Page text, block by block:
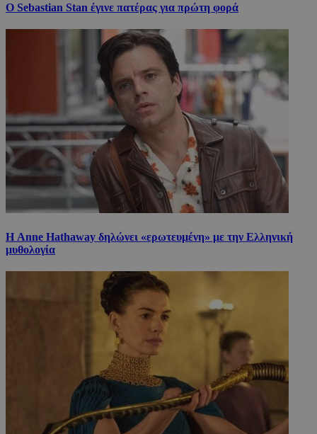
Ο Sebastian Stan έγινε πατέρας για πρώτη φορά
Η Anne Hathaway δηλώνει «ερωτευμένη» με την Ελληνική
μυθολογία